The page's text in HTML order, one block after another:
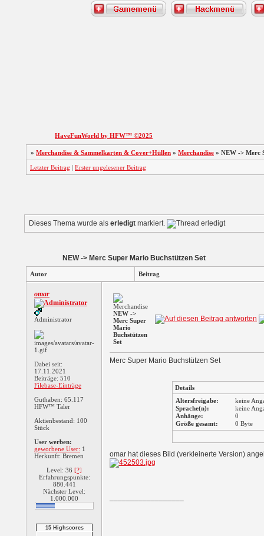
HaveFunWorld by HFW™ ©2025
» Merchandise & Sammelkarten & Cover+Hüllen » Merchandise » NEW -> Merc
Letzter Beitrag | Erster ungelesener Beitrag
Dieses Thema wurde als erledigt markiert.
NEW -> Merc Super Mario Buchstützen Set
Autor Beitrag
omar
Administrator
Dabei seit:
17.11.2021
Beiträge: 510
Filebase-Einträge
Guthaben: 65.117
HFW™ Taler
Aktienbestand: 100
Stück
User werben:
geworbene User: 1
Herkunft: Bremen
Level: 36 [?]
Erfahrungspunkte:
880.441
Nächster Level:
1.000.000
15 Highscores
Shuffle The
NEW ->
Merc Super
Mario
Buchstützen
Set
Merc Super Mario Buchstützen Set
Details
Altersfreigabe:
keine
Sprache(n):
keine
Anhänge:
0
Größe gesamt:
0 Byte
omar hat dieses Bild (verkleinerte Version)